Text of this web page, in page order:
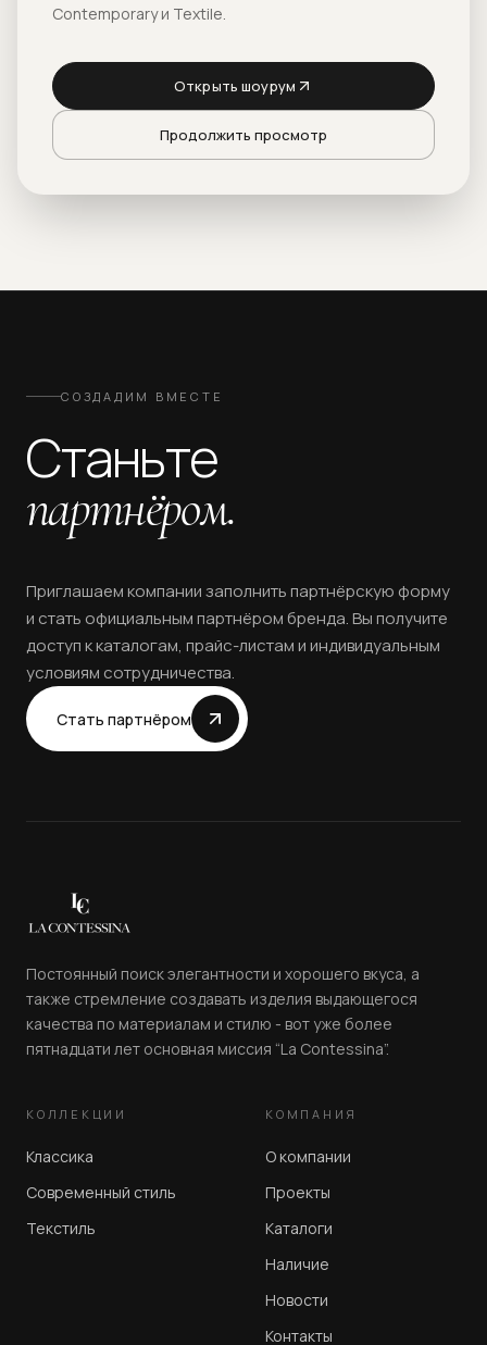
СОЗДАДИМ ВМЕСТЕ
Станьте
партнёром.
Приглашаем компании заполнить партнёрскую форму
и стать официальным партнёром бренда. Вы получите
доступ к каталогам, прайс-листам и индивидуальным
условиям сотрудничества.
Стать партнёром
Постоянный поиск элегантности и хорошего вкуса, а
также стремление создавать изделия выдающегося
качества по материалам и стилю - вот уже более
пятнадцати лет основная миссия “La Contessina”.
КОЛЛЕКЦИИ
Классика
Современный стиль
Текстиль
КОМПАНИЯ
О компании
Проекты
Каталоги
Наличие
Новости
Контакты
Contemporary и Textile.
Открыть шоурум
Продолжить просмотр